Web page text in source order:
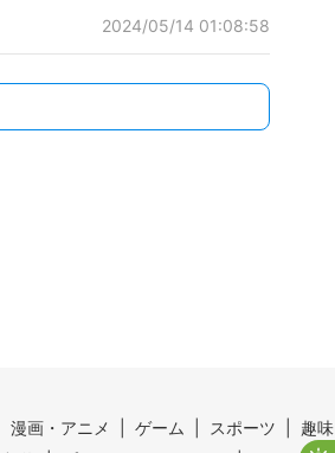
2024/05/14 01:08:58
漫画・アニメ ゲーム スポーツ 趣味